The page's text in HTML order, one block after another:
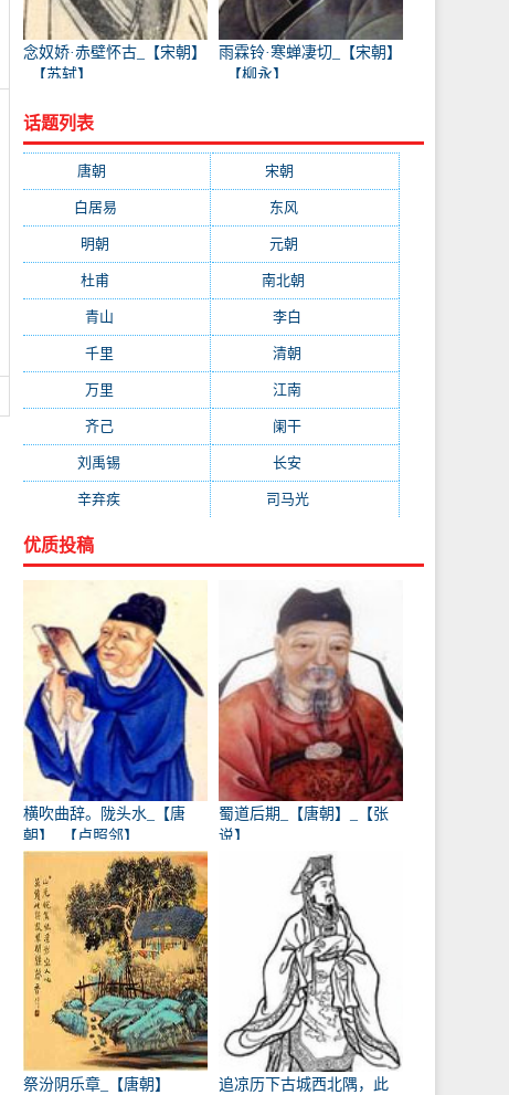
念奴娇·赤壁怀古_【宋朝】
_【苏轼】
雨霖铃·寒蝉凄切_【宋朝】
_【柳永】
话题列表
唐朝 宋朝
白居易 东风(1544)
明朝 元朝
杜甫 南北朝
青山 李白
千里 清朝
万里 江南
齐己(781) 阑干
刘禹锡 长安
辛弃疾 司马光(601)
优质投稿
横吹曲辞。陇头水_【唐
朝】_【卢照邻】
蜀道后期_【唐朝】_【张
说】
祭汾阴乐章_【唐朝】
追凉历下古城西北隅，此